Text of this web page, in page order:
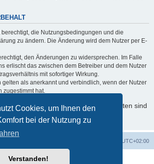
Cookies, um Ihnen den
bei der Nutzung zu
Verstanden!
berechtigt, die Nutzungsbedingungen und die
zu ändern. Die Änderung wird dem Nutzer per E-
den Änderungen zu widersprechen. Im Falle
erlischt das zwischen dem Betreiber und dem Nutzer
mit sofortiger Wirkung.
gelten als anerkannt und verbindlich, wenn der Nutzer
zugestimmt hat.
den Umgang mit Ihren persönlichen Daten sind
enthalten.
UTC+02:00
byphpBB® Forum Software © phpBB Limited